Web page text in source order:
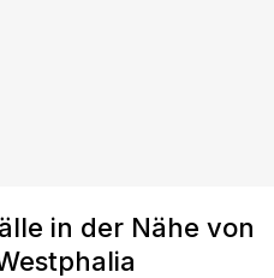
in der Nähe von